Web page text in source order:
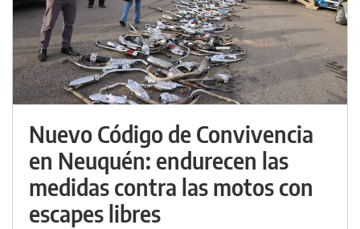
Nuevo Código de Convivencia
en Neuquén: endurecen las
medidas contra las motos con
escapes libres